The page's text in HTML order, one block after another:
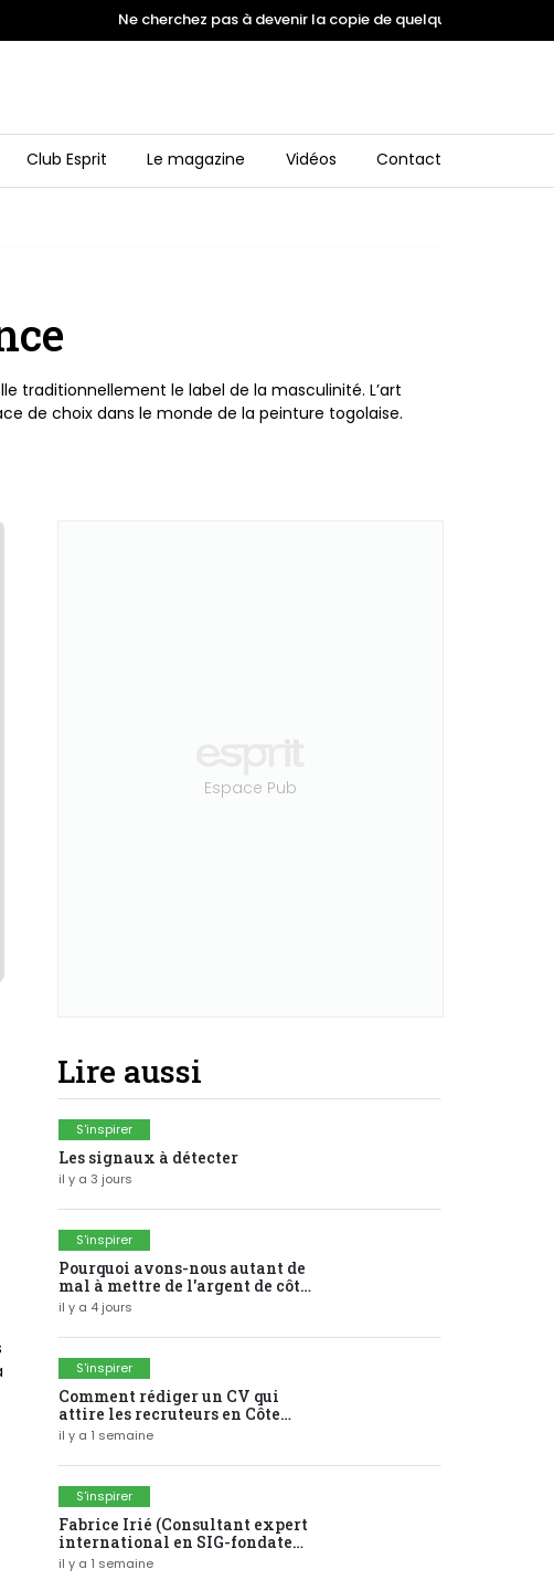
Ne cherchez pas à devenir la copie de quelqu'un. Inspirez
Club Esprit Le magazine Vidéos Contact
traditionnellement le label de la masculinité. L’art
de choix dans le monde de la peinture togolaise.
Espace Pub
Lire aussi
S'inspirer
Les signaux à détecter
il y a 3 jours
S'inspirer
Pourquoi avons-nous autant de
mal à mettre de l'argent de côté
?il y a 4 jours
S'inspirer
Comment rédiger un CV qui
attire les recruteurs en Côte
d'Ivoire ?
il y a 1 semaine
S'inspirer
Fabrice Irié (Consultant expert
international en SIG-fondateur
du groupe Modelis)
il y a 1 semaine